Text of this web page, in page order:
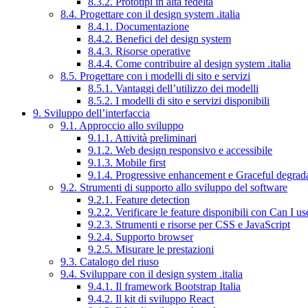
8.4. Progettare con il design system .italia
8.4.1. Documentazione
8.4.2. Benefici del design system
8.4.3. Risorse operative
8.4.4. Come contribuire al design system .italia
8.5. Progettare con i modelli di sito e servizi
8.5.1. Vantaggi dell’utilizzo dei modelli
8.5.2. I modelli di sito e servizi disponibili
9. Sviluppo dell’interfaccia
9.1. Approccio allo sviluppo
9.1.1. Attività preliminari
9.1.2. Web design responsivo e accessibile
9.1.3. Mobile first
9.1.4. Progressive enhancement e Graceful
9.2. Strumenti di supporto allo sviluppo del software
9.2.1. Feature detection
9.2.2. Verificare le feature disponibili con Can I
9.2.3. Strumenti e risorse per CSS e JavaScript
9.2.4. Supporto browser
9.2.5. Misurare le prestazioni
9.3. Catalogo del riuso
9.4. Sviluppare con il design system .italia
9.4.1. Il framework Bootstrap Italia
9.4.2. Il kit di sviluppo React